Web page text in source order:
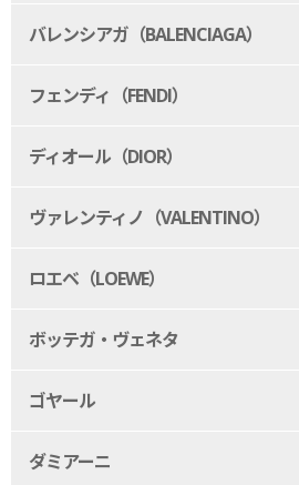
バレンシアガ（BALENCIAGA）
フェンディ（FENDI）
ディオール（DIOR）
ヴァレンティノ（VALENTINO）
ロエベ（LOEWE）
ボッテガ・ヴェネタ
ゴヤール
ダミアーニ